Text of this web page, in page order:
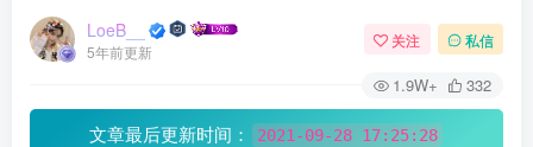
LoeB__
5年前更新
关注 私信
1.9W+ 332
文章最后更新时间： 2021-09-28 17:25:28